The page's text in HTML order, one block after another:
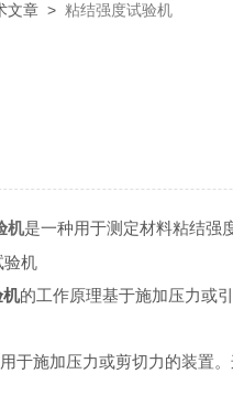
文章 > 粘结强度试验机
机是一种用于测定材料粘结强
机的工作原理基于施加压力或
施加压力或剪切力的装置。